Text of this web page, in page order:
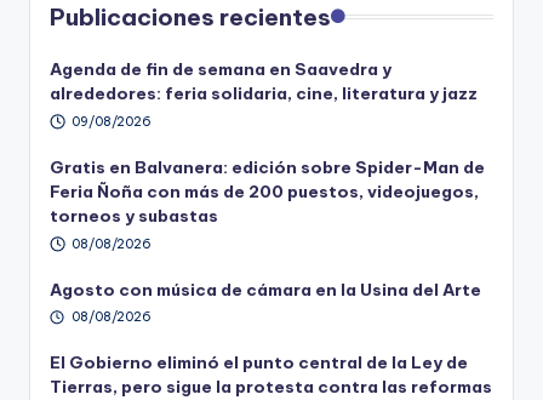
Publicaciones recientes
Agenda de fin de semana en Saavedra y
alrededores: feria solidaria, cine, literatura y jazz
09/08/2026
Gratis en Balvanera: edición sobre Spider-Man de
Feria Ñoña con más de 200 puestos, videojuegos,
torneos y subastas
08/08/2026
Agosto con música de cámara en la Usina del Arte
08/08/2026
El Gobierno eliminó el punto central de la Ley de
Tierras, pero sigue la protesta contra las reformas